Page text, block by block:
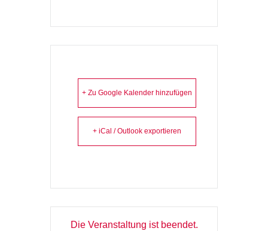
+ Zu Google Kalender hinzufügen
+ iCal / Outlook exportieren
Die Veranstaltung ist beendet.